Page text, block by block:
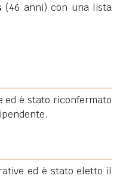
(46 anni) con una lista
ed è stato riconfermato
ed è stato eletto il